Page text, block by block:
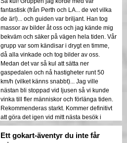
fantastisk (från Perth och LA... de vet vilka
de är!)... och guiden var briljant. Han tog
massor av bilder åt oss och jag kände mig
bekväm och säker på vägen hela tiden. Vår
grupp var som kändisar i drygt en timme,
då alla vinkade och tog bilder av oss.
Medan det var så kul att sätta ner
gaspedalen och nå hastigheter runt 50
km/h (vilket känns snabbt)... Jag ville
nästan bli stoppad vid ljusen så vi kunde
vinka till fler människor och förlänga tiden.
Rekommenderas starkt. Kommer definitivt
att göra det igen vid mitt nästa besök i
Tokyo.
Ett gokart-äventyr du inte får